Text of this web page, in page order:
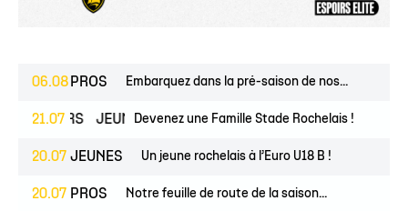
06.08 PROS Embarquez dans la pré-saison de nos...
21.07
ESPOIRS JEUNES Devenez une Famille Stade Rochelais !
20.07 JEUNES Un jeune rochelais à l’Euro U18 B !
20.07 PROS Notre feuille de route de la saison...